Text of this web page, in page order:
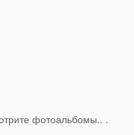
фотоальбомы.. .